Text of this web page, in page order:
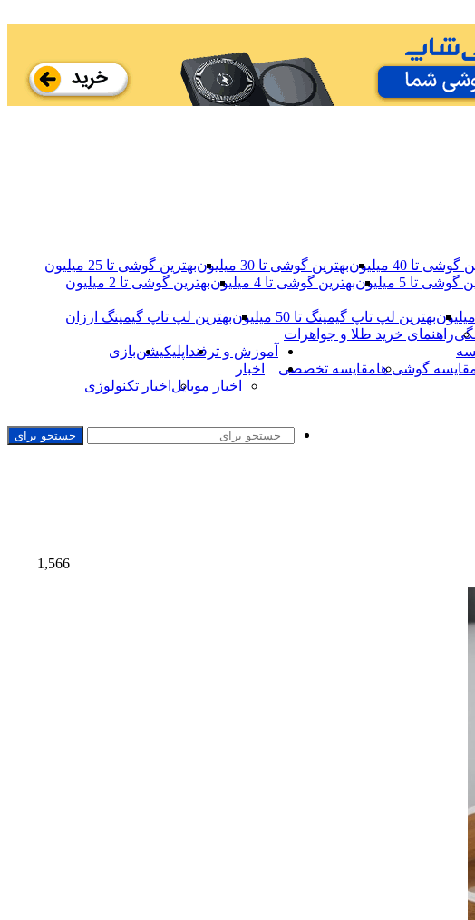
تا 40 میلیون بهترین گوشی تا 30 میلیون
بهترین گوشی تا 25 میلیون
گوشی تا 5 میلیون بهترین گوشی تا 4 میلیون
بهترین گوشی‌ تا 2 میلیون
بهترین لپ تاپ گیمینگ تا 50 میلیون
بهترین لپ تاپ گیمینگ ارزان
راهنمای خرید طلا و جواهرات
گوشی هامقایسه تخصصی
آموزش و ترفند اپلیکیشنبازی
اخبار
اخبار موبایل اخبار تکنولوژی
جستجو برای
1,566